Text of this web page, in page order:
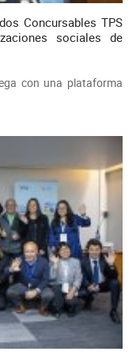
Concursables TPS
sociales de
con una plataforma